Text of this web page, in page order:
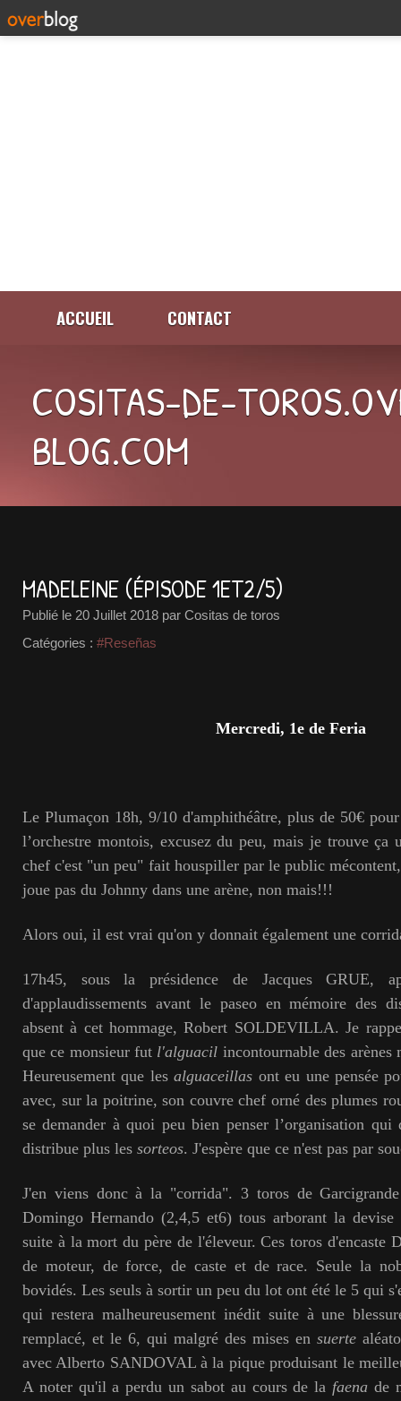
ACCUEIL CONTACT
COSITAS-DE-
BLOG.COM
MADELEINE (ÉPISODE 1ET2/5)
Publié le 20 Juillet 2018 par Cositas de toros
Catégories : #Reseñas
Mercredi, 1e de Feria
Le Plumaçon 18h, 9/10 d'amphithéâtre, plus de 50€
l’orchestre montois, excusez du peu, mais je trouve ça
chef c'est "un peu" fait houspiller par le public
joue pas du Johnny dans une arène, non mais!!!
Alors oui, il est vrai qu'on y donnait également une
17h45, sous la présidence de Jacques GRUE,
d'applaudissements avant le paseo en mémoire des
absent à cet hommage, Robert SOLDEVILLA. Je
que ce monsieur fut l'alguacil incontournable des arènes
Heureusement que lesalguaceillas ont eu une pensée
avec, sur la poitrine, son couvre chef orné des plumes
se demander à quoi peu bien penser l’organisation qui
distribue plus les sorteos. J'espère que ce n'est pas par
J'en viens donc à la "corrida". 3 toros de
Domingo Hernando (2,4,5 et6) tous arborant la
suite à la mort du père de l'éleveur. Ces toros d'encaste
de moteur, de force, de caste et de race. Seule la
bovidés. Les seuls à sortir un peu du lot ont été le 5 qui
qui restera malheureusement inédit suite à une
remplacé, et le 6, qui malgré des mises en suerte
avec Alberto SANDOVAL à la pique produisant le
A noter qu'il a perdu un sabot au cours de la faena de